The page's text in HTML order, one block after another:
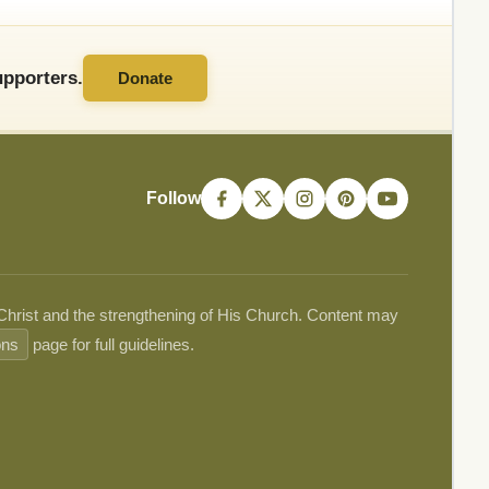
Donate
Follow
and the strengthening of His Church. Content may
page for full guidelines.